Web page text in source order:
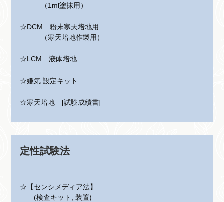
（1ml塗抹用）
☆DCM 粉末寒天培地用
（寒天培地作製用）
☆LCM 液体培地
☆嫌気 設定キット
☆寒天培地 [試験成績書]
定性試験法
☆【センシメディア法】
(検査キット, 装置)